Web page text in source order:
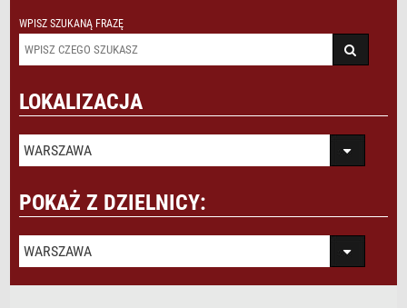
WPISZ SZUKANĄ FRAZĘ
LOKALIZACJA
WARSZAWA
POKAŻ Z DZIELNICY:
WARSZAWA